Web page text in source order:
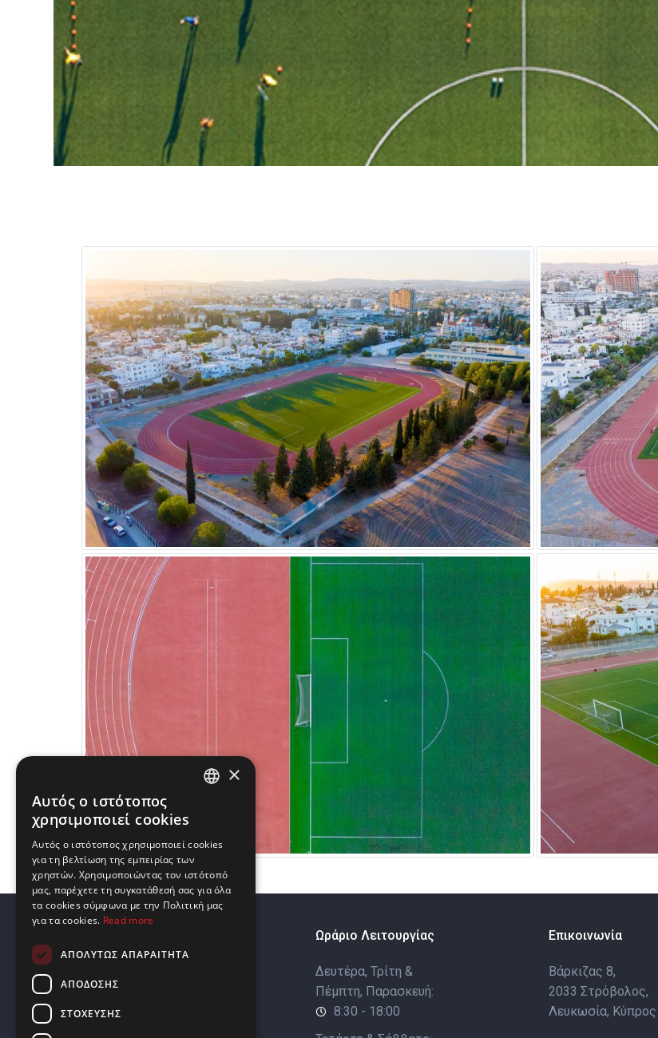
Ωράριο Λειτουργίας
Δευτέρα, Τρίτη &
Πέμπτη, Παρασκευή:
8:30 - 18:00
Επικοινωνία
Βάρκιζας 8,
2033 Στρόβολος,
Λευκωσία, Κύπρος
GREEK
×
Αυτός ο ιστότοπος
χρησιμοποιεί cookies
Αυτός ο ιστότοπος χρησιμοποιεί cookies
για τη βελτίωση της εμπειρίας των
χρηστών. Χρησιμοποιώντας τον ιστότοπό
μας, παρέχετε τη συγκατάθεσή σας για όλα
τα cookies σύμφωνα με την Πολιτική μας
για τα cookies. Read more
ΑΠΟΛΎΤΩΣ ΑΠΑΡΑΊΤΗΤΑ
ΑΠΌΔΟΣΗΣ
ΣΤΌΧΕΥΣΗΣ